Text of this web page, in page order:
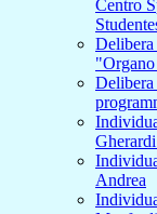
Centro
Delibera
Delibera
Andrea